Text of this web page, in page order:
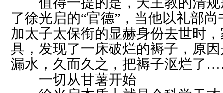
了徐光启的“官德”，当他以礼部
加太子太保衔的显赫身份去世时
具，发现了一床破烂的褥子，原
漏水，久而久之，把褥子沤烂了
一切从甘薯开始